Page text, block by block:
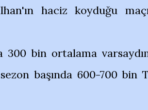
haciz koyduğu
300 bin ortalama
başında 600-700 bin